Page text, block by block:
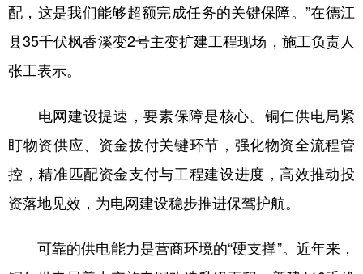
配，这是我们能够超额完成任务的关键保障。”在德江
县35千伏枫香溪变2号主变扩建工程现场，施工负责人
张工表示。
电网建设提速，要素保障是核心。铜仁供电局紧
盯物资供应、资金拨付关键环节，强化物资全流程管
控，精准匹配资金支付与工程建设进度，高效推动投
资落地见效，为电网建设稳步推进保驾护航。
可靠的供电能力是营商环境的“硬支撑”。近年来，